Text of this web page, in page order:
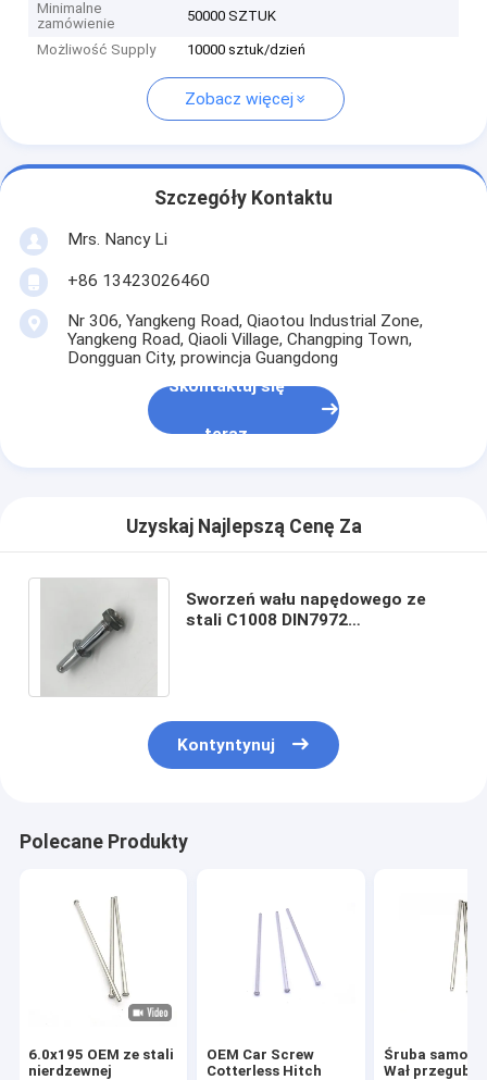
Minimalne
zamówienie
50000 SZTUK
Możliwość Supply 10000 sztuk/dzień
Zobacz więcej
Szczegóły Kontaktu
Mrs. Nancy Li
+86 13423026460
Nr 306, Yangkeng Road, Qiaotou Industrial Zone,
Yangkeng Road, Qiaoli Village, Changping Town,
Dongguan City, prowincja Guangdong
Skontaktuj się
teraz
Uzyskaj Najlepszą Cenę Za
Sworzeń wału napędowego ze
stali C1008 DIN7972
Kontyntynuj
Polecane Produkty
6.0x195 OEM ze stali
nierdzewnej
OEM Car Screw
Cotterless Hitch
Śruba
Wał